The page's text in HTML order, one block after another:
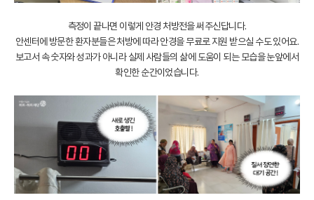
측정이 끝나면 이렇게 안경 처방전을 써주신답니다.
안센터에 방문한 환자분들은 처방에 따라 안경을 무료로 지원 받으실 수도 있어요.
보고서 속 숫자와 성과가 아니라 실제 사람들의 삶에 도움이 되는 모습을 눈앞에서
확인한 순간이었습니다.